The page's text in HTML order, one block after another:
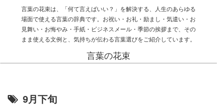
言葉の花束は、「何て言えばいい？」を解決する、人生のあらゆる
場面で使える言葉の辞典です。お祝い・お礼・励まし・気遣い・お
見舞い・お悔やみ・手紙・ビジネスメール・季節の挨拶まで、その
まま使える文例と、気持ちが伝わる言葉選びをご紹介しています。
言葉の花束
9月下旬